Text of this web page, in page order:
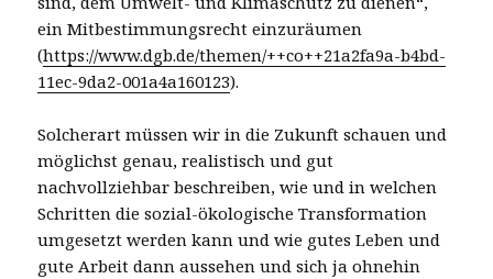
ein Mitbestimmungsrecht einzuräumen
(https://www.dgb.de/themen/++co++21a2fa9a-b4bd-
11ec-9da2-001a4a160123).
Solcherart müssen wir in die Zukunft schauen und
möglichst genau, realistisch und gut
nachvollziehbar beschreiben, wie und in welchen
Schritten die sozial-ökologische Transformation
umgesetzt werden kann und wie gutes Leben und
gute Arbeit dann aussehen und sich ja ohnehin